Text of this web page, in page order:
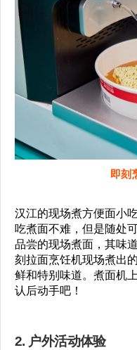
即刻
汉江的现场煮方便面小
吃煮面不难，但是随处
品尝的现场煮面，其味
刻拉面烹饪机现场煮出
鲜和特别味道。煮面机
认后动手吧！
2. 户外活动体验